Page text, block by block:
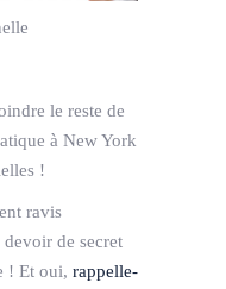
le reste de
à New York
!
ravis
de secret
! Et oui, rappelle-